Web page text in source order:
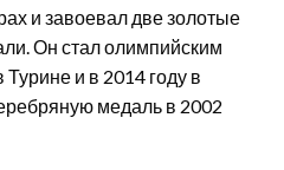
и завоевал две золотые
Он стал олимпийским
и в 2014 году в
медаль в 2002